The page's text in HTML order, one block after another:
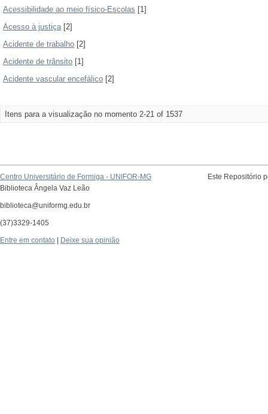
Acessibilidade ao meio físico-Escolas [1]
Acesso à justiça[2]
Acidente de trabalho [2]
Acidente de trânsito [1]
Acidente vascular encefálico [2]
Itens para a visualização no momento 2-21 of 1537
Centro Universitário de Formiga - UNIFOR-MG
Biblioteca Ângela Vaz Leão
biblioteca@uniformg.edu.br
(37)3329-1405
Este Repositório
Entre em contato Deixe sua opinião